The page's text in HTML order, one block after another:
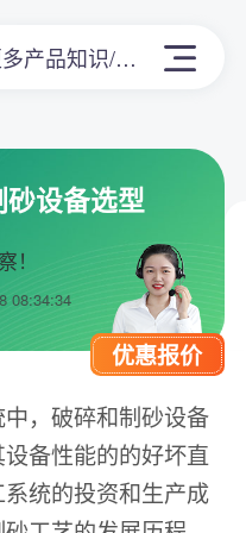
产品知识/正文
设备选型
08:34:34
优惠报价
，破碎和制砂设备
备性能的的好坏直
统的投资和生产成